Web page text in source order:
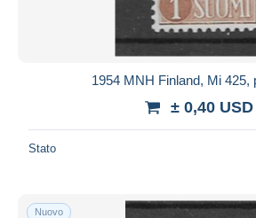
1954 MNH Finland, Mi 425,
± 0,40 USD
Stato
Nuovo